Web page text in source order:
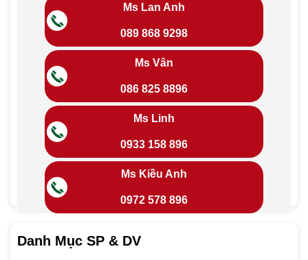
Ms Lan Anh
089 868 9298
Ms Vân
086 825 8896
Ms Linh
0933 158 896
Ms Kiều Anh
0972 578 896
Danh Mục SP & DV